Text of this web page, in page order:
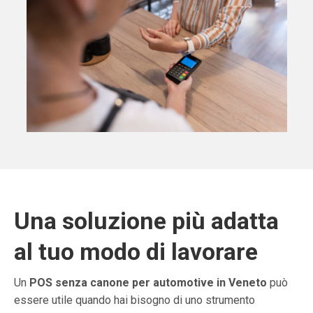
Una soluzione più adatta
al tuo modo di lavorare
Un POS senza canone per automotive in Veneto può
essere utile quando hai bisogno di uno strumento